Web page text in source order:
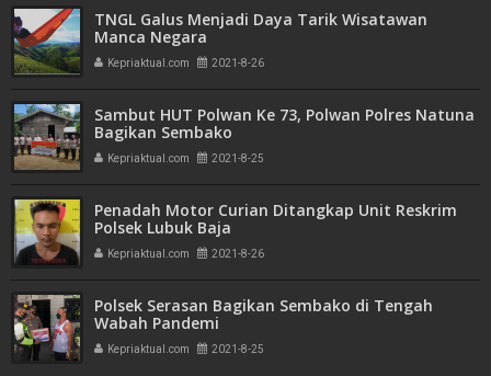
TNGL Galus Menjadi Daya Tarik Wisatawan
Manca Negara
Kepriaktual.com 2021-8-26
Sambut HUT Polwan Ke 73, Polwan Polres Natuna
Bagikan Sembako
Kepriaktual.com 2021-8-25
Penadah Motor Curian Ditangkap Unit Reskrim
Polsek Lubuk Baja
Kepriaktual.com 2021-8-26
Polsek Serasan Bagikan Sembako di Tengah
Wabah Pandemi
Kepriaktual.com 2021-8-25